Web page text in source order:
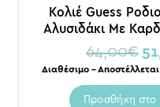
Κολιέ Guess
Αλυσιδάκι Με
64,00€
Διαθέσιμο –
Προσθήκη στο